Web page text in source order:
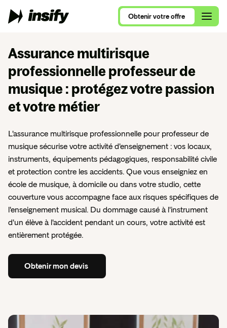
Nous rejoindre
Alimentation et Restauration
Ameublement et Maison
Art, Culture et Évènements
Beauté, Bien-Être et Sport
Commerces de détail
Conseil et Services
Santé et Parapharmacie
Services de proximité
Tech et Digital
Vous ne trouvez pas votre activité ?
Assurance Multirisque Professionnelle
Nos assurances pour auto-entrepreneur
Nos assurances pour consultants
Nos assurances pour nouvel entrepreneur
Se lancer en 2026
Comparatif RC Pro 2026
RC Pro ou Multirisque Professionnelle ?
Consultants, ce que vous devez savoir
VTC, le guide complet
Tous nos articles de blog
Obtenir votre offre
Assurance multirisque
professionnelle professeur de
musique: protégez votre passion
et votre métier
L'assurance multirisque professionnelle pour professeur de
musique sécurise votre activité d'enseignement : vos locaux,
instruments, équipements pédagogiques, responsabilité civile
et protection contre les accidents. Que vous enseigniez en
école de musique, à domicile ou dans votre studio, cette
couverture vous accompagne face aux risques spécifiques de
l'enseignement musical. Du dommage causé à l'instrument
d'un élève à l'accident pendant un cours, votre activité est
entièrement protégée.
Obtenirmon devis